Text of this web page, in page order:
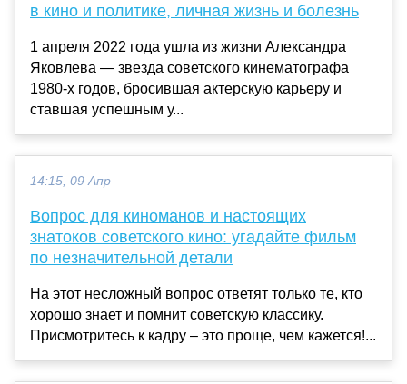
в кино и политике, личная жизнь и болезнь
1 апреля 2022 года ушла из жизни Александра
Яковлева — звезда советского кинематографа
1980-х годов, бросившая актерскую карьеру и
ставшая успешным у...
14:15, 09 Апр
Вопрос для киноманов и настоящих
знатоков советского кино: угадайте фильм
по незначительной детали
На этот несложный вопрос ответят только те, кто
хорошо знает и помнит советскую классику.
Присмотритесь к кадру – это проще, чем кажется!...